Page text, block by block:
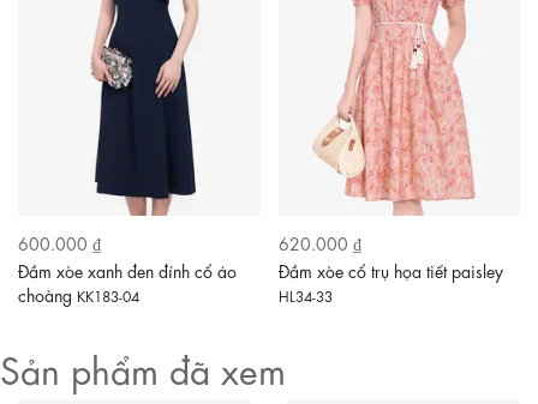
600.000 ₫
Đầm xòe xanh đen đính cổ áo
choàng KK183-04
620.000 ₫
Đầm xòe cổ trụ họa tiết paisley
HL34-33
Sản phẩm đã xem